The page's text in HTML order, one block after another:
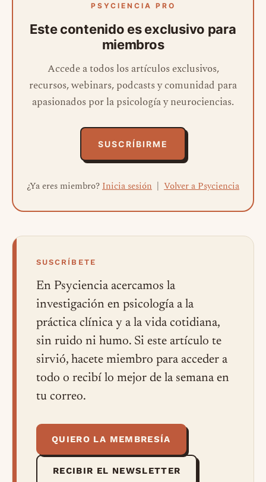
PSYCIENCIA PRO
Este contenido es exclusivo para
miembros
Accede a todos los artículos exclusivos,
recursos, webinars, podcasts y comunidad para
apasionados por la psicología y neurociencias.
SUSCRÍBIRME
¿Ya eres miembro?Inicia sesión | Volver a Psyciencia
SUSCRÍBETE
En Psyciencia acercamos la
investigación en psicología a la
práctica clínica y a la vida cotidiana,
sin ruido ni humo. Si este artículo te
sirvió, hacete miembro para acceder a
todo o recibí lo mejor de la semana en
tu correo.
QUIERO LA MEMBRESÍA
RECIBIR EL NEWSLETTER